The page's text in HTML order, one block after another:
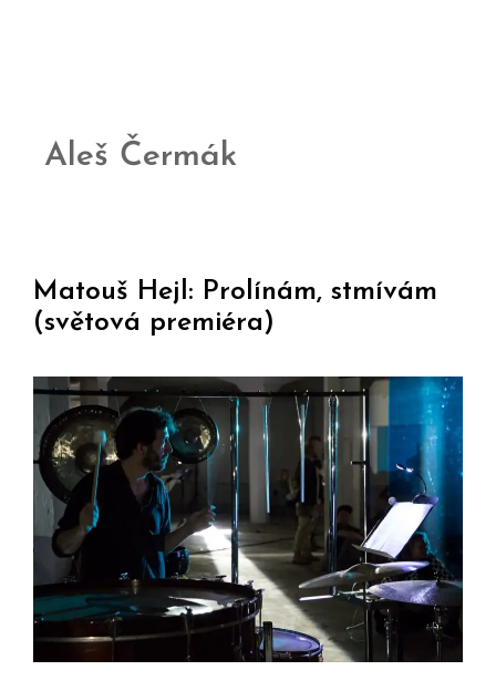
Aleš Čermák
Matouš Hejl: Prolínám, stmívám
(světová premiéra)